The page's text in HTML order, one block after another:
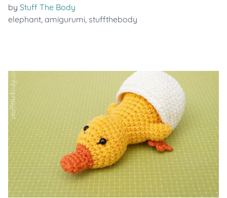
by Stuff The Body
elephant, amigurumi, stuffthebody